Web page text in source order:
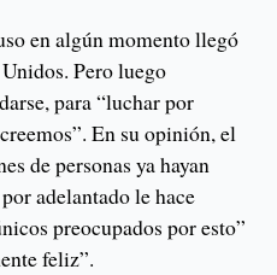
en algún momento llegó
Pero luego
para “luchar por
En su opinión, el
de personas ya hayan
adelantado le hace
preocupados por esto”
feliz”.